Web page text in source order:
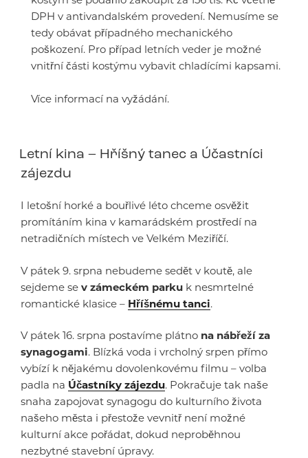
DPH v antivandalském provedení. Nemusíme se
tedy obávat případného mechanického
poškození. Pro případ letních veder je možné
vnitřní části kostýmu vybavit chladícími kapsami.
Více informací na vyžádání.
Letní kina – Hříšný tanec a Účastníci
zájezdu
I letošní horké a bouřlivé léto chceme osvěžit
promítáním kina v kamarádském prostředí na
netradičních místech ve Velkém Meziříčí.
V pátek 9. srpna nebudeme sedět v koutě, ale
sejdeme se v zámeckém parku k nesmrtelné
romantické klasice – Hříšnému tanci.
V pátek 16. srpna postavíme plátno na nábřeží za
synagogami. Blízká voda i vrcholný srpen přímo
vybízí k nějakému dovolenkovému filmu – volba
padla na Účastníky zájezdu. Pokračuje tak naše
snaha zapojovat synagogu do kulturního života
našeho města i přestože vevnitř není možné
kulturní akce pořádat, dokud neproběhnou
nezbytné stavební úpravy.